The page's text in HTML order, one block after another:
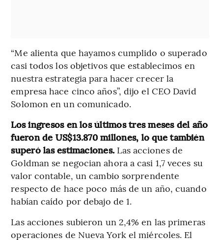
“Me alienta que hayamos cumplido o superado
casi todos los objetivos que establecimos en
nuestra estrategia para hacer crecer la
empresa hace cinco años”, dijo el CEO David
Solomon en un comunicado.
Los ingresos en los últimos tres meses del año
fueron de US$13.870 millones, lo que también
superó las estimaciones. Las acciones de
Goldman se negocian ahora a casi 1,7 veces su
valor contable, un cambio sorprendente
respecto de hace poco más de un año, cuando
habían caído por debajo de 1.
Las acciones subieron un 2,4% en las primeras
operaciones de Nueva York el miércoles. El